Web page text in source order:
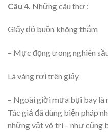
Câu 4. Những câu thơ :
Giấy đỏ buồn không thắm
– Mực đọng trong nghiên
Lá vàng rơi trên giấy
– Ngoài giời mưa bụi bay là
Tác giả đã dùng biện pháp
những vật vô tri – như cũng